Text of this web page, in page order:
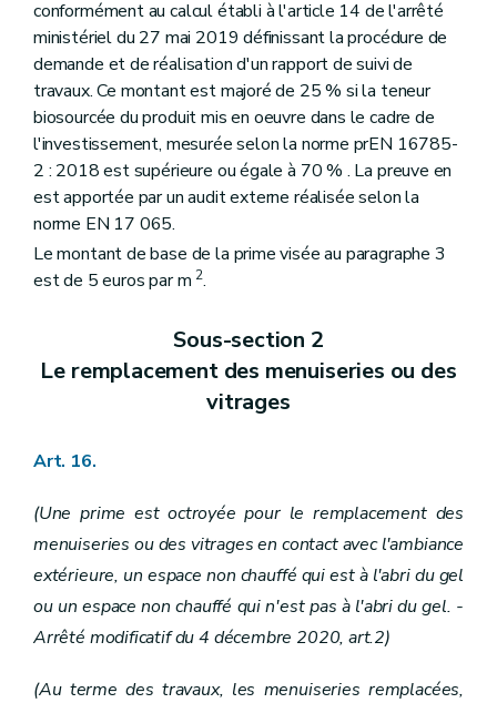
conformément au calcul établi à l'article 14 de l'arrêté
ministériel du 27 mai 2019 définissant la procédure de
demande et de réalisation d'un rapport de suivi de
travaux. Ce montant est majoré de 25 % si la teneur
biosourcée du produit mis en oeuvre dans le cadre de
l'investissement, mesurée selon la norme prEN 16785-
2 : 2018 est supérieure ou égale à 70 % . La preuve en
est apportée par un audit externe réalisée selon la
norme EN 17 065.
Le montant de base de la prime visée au paragraphe 3
est de 5 euros par m 2.
Sous-section 2
Le remplacement des menuiseries ou des
vitrages
Art. 16.
(Une prime est octroyée pour le remplacement des
menuiseries ou des vitrages en contact avec l'ambiance
extérieure, un espace non chauffé qui est à l'abri du gel
ou un espace non chauffé qui n'est pas à l'abri du gel. -
Arrêté modificatif du 4 décembre 2020, art.2)
(Au terme des travaux, les menuiseries remplacées,